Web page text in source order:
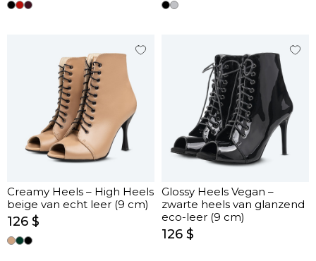
Creamy Heels – High Heels
beige van echt leer (9 cm)
126 $
Glossy Heels Vegan –
zwarte heels van glanzend
eco-leer (9 cm)
126 $